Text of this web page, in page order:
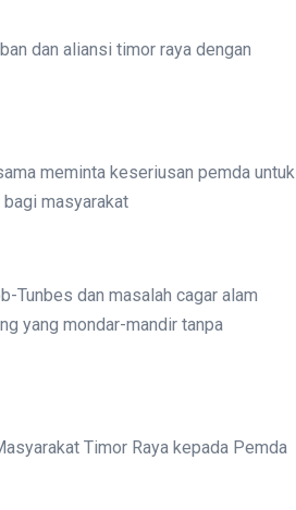
dan aliansi timor raya dengan
meminta keseriusan pemda untuk
masyarakat
Tunbes dan masalah cagar alam
yang mondar-mandir tanpa
Timor Raya kepada Pemda